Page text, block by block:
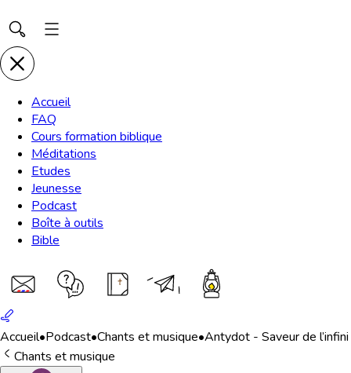
Accueil
FAQ
Cours formation biblique
Méditations
Etudes
Jeunesse
Podcast
Boîte à outils
Bible
Accueil•Podcast•Chants et musique•Antydot - Saveur de l’infini
Chants et musique